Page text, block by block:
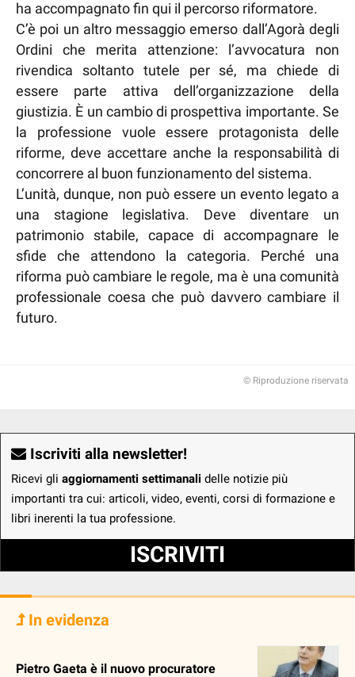
ha accompagnato fin qui il percorso riformatore.
C’è poi un altro messaggio emerso dall’Agorà degli
Ordini che merita attenzione: l’avvocatura non
rivendica soltanto tutele per sé, ma chiede di
essere parte attiva dell’organizzazione della
giustizia. È un cambio di prospettiva importante. Se
la professione vuole essere protagonista delle
riforme, deve accettare anche la responsabilità di
concorrere al buon funzionamento del sistema.
L’unità, dunque, non può essere un evento legato a
una stagione legislativa. Deve diventare un
patrimonio stabile, capace di accompagnare le
sfide che attendono la categoria. Perché una
riforma può cambiare le regole, ma è una comunità
professionale coesa che può davvero cambiare il
futuro.
© Riproduzione riservata
Iscriviti alla newsletter!
Ricevi gli aggiornamenti settimanali delle notizie più
importanti tra cui: articoli, video, eventi, corsi di formazione e
libri inerenti la tua professione.
ISCRIVITI
In evidenza
Pietro Gaeta è il nuovo procuratore